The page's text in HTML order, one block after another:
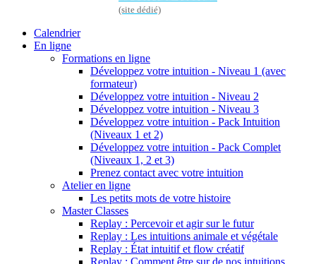
(site dédié)
Calendrier
En ligne
Formations en ligne
Développez votre intuition - Niveau 1 (avec
formateur)
Développez votre intuition - Niveau 2
Développez votre intuition - Niveau 3
Développez votre intuition - Pack Intuition
(Niveaux 1 et 2)
Développez votre intuition - Pack Complet
(Niveaux 1, 2 et 3)
Prenez contact avec votre intuition
Atelier en ligne
Les petits mots de votre histoire
Master Classes
Replay : Percevoir et agir sur le futur
Replay : Les intuitions animale et végétale
Replay : État intuitif et flow créatif
Replay : Comment être sur de nos intuitions